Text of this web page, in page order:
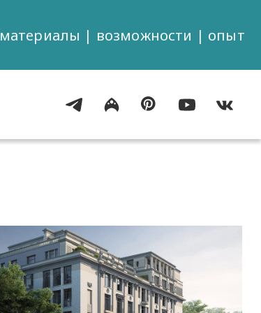
материалы | возможности | опыт